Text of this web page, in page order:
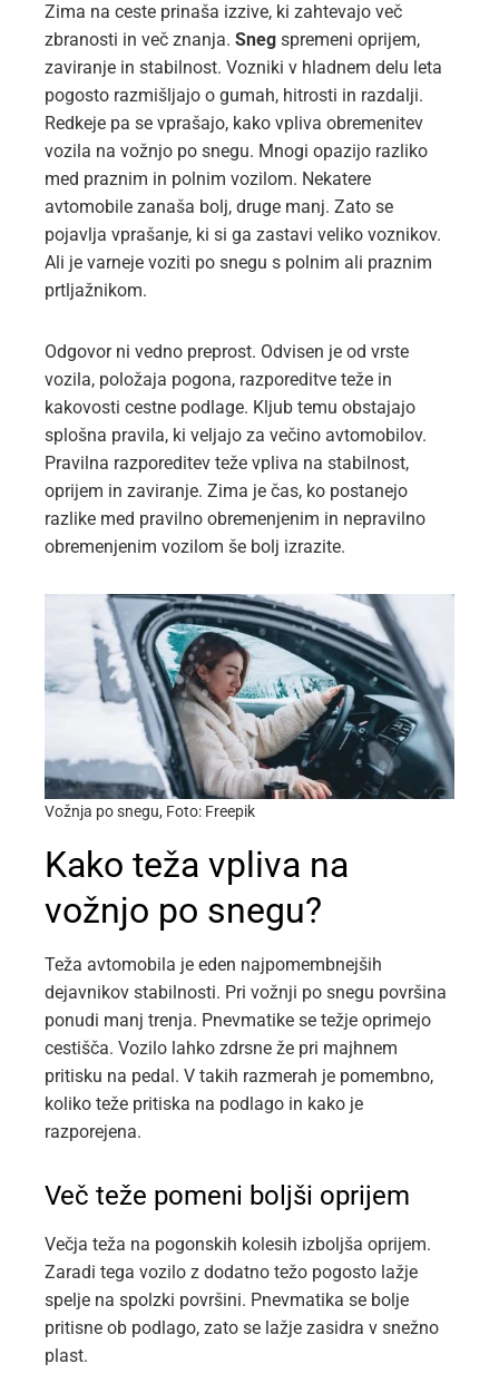
Zima na ceste prinaša izzive, ki zahtevajo več
zbranosti in več znanja. Sneg spremeni oprijem,
zaviranje in stabilnost. Vozniki v hladnem delu leta
pogosto razmišljajo o gumah, hitrosti in razdalji.
Redkeje pa se vprašajo, kako vpliva obremenitev
vozila na vožnjo po snegu. Mnogi opazijo razliko
med praznim in polnim vozilom. Nekatere
avtomobile zanaša bolj, druge manj. Zato se
pojavlja vprašanje, ki si ga zastavi veliko voznikov.
Ali je varneje voziti po snegu s polnim ali praznim
prtljažnikom.
Odgovor ni vedno preprost. Odvisen je od vrste
vozila, položaja pogona, razporeditve teže in
kakovosti cestne podlage. Kljub temu obstajajo
splošna pravila, ki veljajo za večino avtomobilov.
Pravilna razporeditev teže vpliva na stabilnost,
oprijem in zaviranje. Zima je čas, ko postanejo
razlike med pravilno obremenjenim in nepravilno
obremenjenim vozilom še bolj izrazite.
Vožnja po snegu, Foto: Freepik
Kako teža vpliva na
vožnjo po snegu?
Teža avtomobila je eden najpomembnejših
dejavnikov stabilnosti. Pri vožnji po snegu površina
ponudi manj trenja. Pnevmatike se težje oprimejo
cestišča. Vozilo lahko zdrsne že pri majhnem
pritisku na pedal. V takih razmerah je pomembno,
koliko teže pritiska na podlago in kako je
razporejena.
Več teže pomeni boljši oprijem
Večja teža na pogonskih kolesih izboljša oprijem.
Zaradi tega vozilo z dodatno težo pogosto lažje
spelje na spolzki površini. Pnevmatika se bolje
pritisne ob podlago, zato se lažje zasidra v snežno
plast.